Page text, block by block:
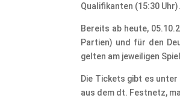
Qualifikanten (15:30 Uhr).
Bereits ab heute,
Partien) und für den
gelten am jeweiligen
Die Tickets gibt es
aus dem dt. Festnetz,